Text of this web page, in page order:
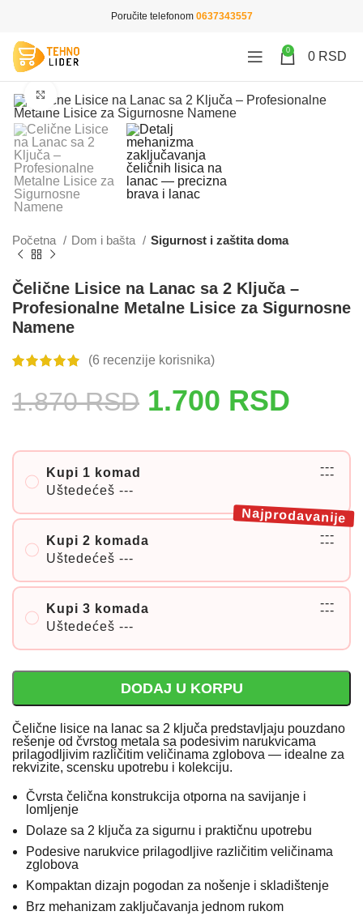
Poručite telefonom 0637343557
0 0 RSD
Click to enlarge
Početna Dom i bašta Sigurnost i zaštita doma
Čelične Lisice na Lanac sa 2 Ključa –
Profesionalne Metalne Lisice za Sigurnosne
Namene
(6 recenzije korisnika)
1.870RSD 1.700 RSD
Kupi 1 komad
Uštedećeš ---
---
---
Kupi 2 komada
Uštedećeš ---
---
---
Najprodavanije
Kupi 3 komada
Uštedećeš ---
---
---
DODAJ U KORPU
Čelične lisice na lanac sa 2 ključa predstavljaju pouzdano
rešenje od čvrstog metala sa podesivim narukvicama
prilagodljivim različitim veličinama zglobova — idealne za
rekvizite, scensku upotrebu i kolekciju.
Čvrsta čelična konstrukcija otporna na savijanje i
lomljenje
Dolaze sa 2 ključa za sigurnu i praktičnu upotrebu
Podesive narukvice prilagodljive različitim veličinama
zglobova
Kompaktan dizajn pogodan za nošenje i skladištenje
Brz mehanizam zaključavanja jednom rukom